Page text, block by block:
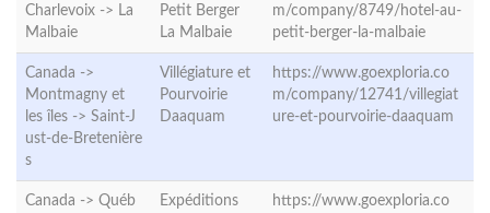
Charlevoix -> La
Malbaie
Petit Berger
La Malbaie
m/company/8749/hotel-au-
petit-berger-la-malbaie
Canada ->
Montmagny et
les îles -> Saint-J
ust-de-Bretenière
s
Villégiature et
Pourvoirie
Daaquam
https://www.goexploria.co
m/company/12741/villegiat
ure-et-pourvoirie-daaquam
Canada -> Québ
Expéditions
https://www.goexploria.co